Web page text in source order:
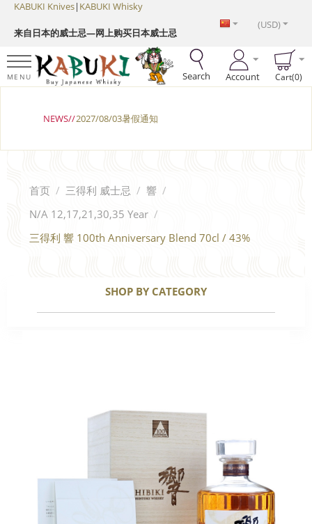
KABUKI Knives| KABUKI Whisky
来自日本的威士忌—网上购买日本威士忌
(USD)
MENU Search Account Cart(0)
NEWS//2027/08/03暑假通知
首页 / 三得利 威士忌 / 響 /
N/A 12,17,21,30,35 Year /
三得利 響 100th Anniversary Blend 70cl / 43%
SHOP BY CATEGORY